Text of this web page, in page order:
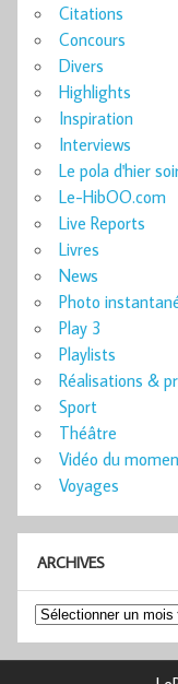
Citations
Concours
Divers
Highlights
Inspiration
Interviews
Le pola d'hier
Le-HibOO.com
Live Reports
Livres
News
Photo
Play 3
Playlists
Réalisations &
Sport
Théâtre
Vidéo du
Voyages
ARCHIVES
Archives